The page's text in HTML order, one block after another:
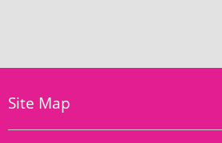
Site Map